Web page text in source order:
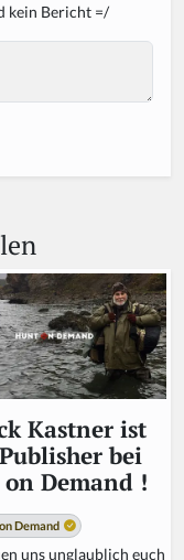
kein Bericht =/
Kastner ist
bei
Demand !
Demand
uns unglaublich euch